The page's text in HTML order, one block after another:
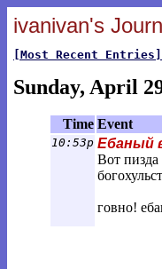
ivanivan's
[Most Recent Entries]
Sunday, April
Time Event
10:53p Ебаный
Вот пизда
говно!